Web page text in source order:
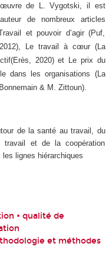
de L. Vygotski, il est
de nombreux articles
et pouvoir d’agir (Puf,
2012), Le travail à cœur (La
2020) et Le prix du
dans les organisations (La
& M. Zittoun).
de la santé au travail, du
et de la coopération
lignes hiérarchiques
• qualité de
et méthodes